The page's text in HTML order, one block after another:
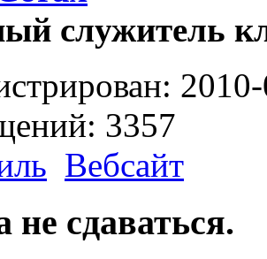
служитель
3357
Вебсайт
не сдаваться.